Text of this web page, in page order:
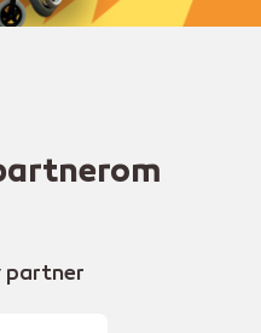
partner